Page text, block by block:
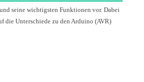
seine wichtigsten Funktionen vor. Dabei
die Unterschiede zu den Arduino (AVR)